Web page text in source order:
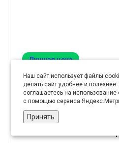
Лучшая цена
Заготовки для
см)
Наш сайт использует файлы
делать сайт удобнее и
соглашаетесь на
с помощью сервиса
Принять